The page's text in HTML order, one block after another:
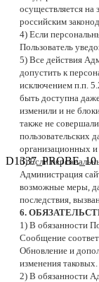
осуществляется
российским
4) Если
Пользователь
5) Все действия
допустить к
исключением п.п.
быть доступна
изменили и не
также не
пользовательских
организационных и
6) Если
Администрация
возможные меры,
последствия,
6.
1) В обязанности
Сообщение
Обновление и
изменения таковых.
2) В обязанности